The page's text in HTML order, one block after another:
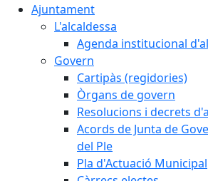
Ajuntament
L'alcaldessa
Agenda institucional
Govern
Cartipàs (regidories)
Òrgans de govern
Resolucions i decrets
Acords de Junta de
del Ple
Pla d'Actuació Municipal